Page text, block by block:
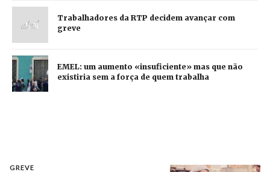
Trabalhadores da RTP decidem avançar com
greve
EMEL: um aumento «insuficiente» mas que não
existiria sem a força de quem trabalha
GREVE